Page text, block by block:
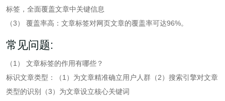
标签，全面覆盖文章中关键信息
（3） 覆盖率高：文章标签对网页文章的覆盖率可达96%。
常见问题:
（1） 文章标签的作用有哪些？
标识文章类型：（1）为文章精准确立用户人群（2）搜索引擎对文章
类型的识别（3）为文章设立核心关键词